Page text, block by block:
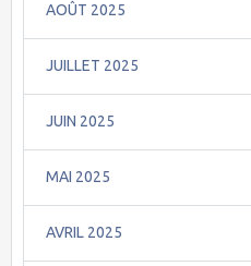
AOÛT 2025
JUILLET 2025
JUIN 2025
MAI 2025
AVRIL 2025